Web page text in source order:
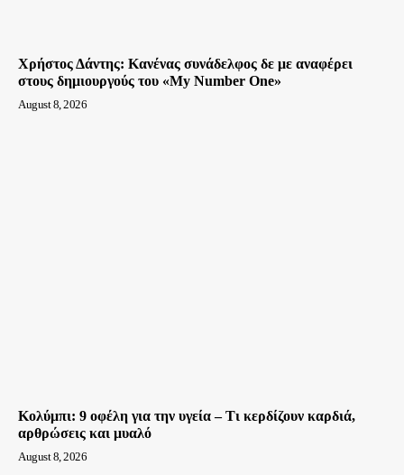
Χρήστος Δάντης: Κανένας συνάδελφος δε με αναφέρει
στους δημιουργούς του «My Number One»
August 8, 2026
Κολύμπι: 9 οφέλη για την υγεία – Τι κερδίζουν καρδιά,
αρθρώσεις και μυαλό
August 8, 2026